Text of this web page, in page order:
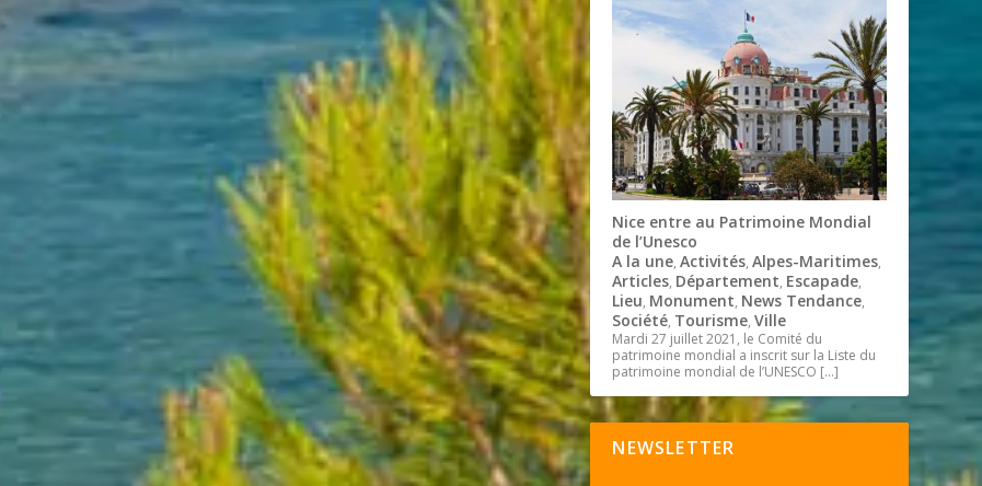
Nice entre au Patrimoine Mondial
de l’Unesco
A la une,Activités,Alpes-Maritimes,
Articles, Département, Escapade,
Lieu, Monument, News Tendance,
Société, Tourisme,Ville
Mardi 27 juillet 2021, le Comité du
patrimoine mondial a inscrit sur la Liste du
patrimoine mondial de l’UNESCO […]
NEWSLETTER